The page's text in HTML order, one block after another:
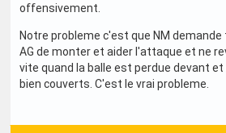
offensivement.
Notre probleme c'est que NM demande
AG de monter et aider l'attaque et ne
vite quand la balle est perdue devant
bien couverts. C'est le vrai probleme.